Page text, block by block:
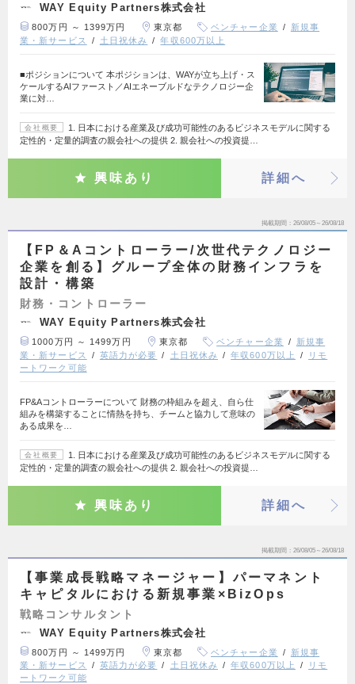
WAY Equity Partners株式会社
800万円 ～ 1399万円 東京都 ベンチャー企業
新規事
業・新サービス
土日祝休み 年収600万以上
■ポジションについて 本ポジションは、WAYが立ち上げ・ス
ケールするAIファースト／AIエネーブルドなテクノロジー企
業に対…
会社概要
1. 日本における産業及び成功可能性のあるビジネスモデルに関する
定性的・定量的調査の親会社への提供 2. 親会社への投資提…
興味あり 詳細へ
掲載期間 26/08/05～26/08/18
【FP＆Aコントローラー/次世代テクノロジー
企業を創る】グループ全体の財務インフラを
設計・構築
財務・コントローラー
WAY Equity Partners株式会社
1000万円 ～ 1499万円 東京都 ベンチャー企業
新規事
業・新サービス
英語力が必要 土日祝休み 年収600万以上
リモ
ートワーク可能
FP&Aコントローラーについて 財務の枠組みを超え、自ら仕
組みを構築することに情熱を持ち、チームと協力して意味の
ある成果を…
会社概要
1. 日本における産業及び成功可能性のあるビジネスモデルに関する
定性的・定量的調査の親会社への提供 2. 親会社への投資提…
興味あり 詳細へ
掲載期間 26/08/05～26/08/18
【事業成長戦略マネージャー】パーマネント
キャピタルにおける新規事業×BizOps
戦略コンサルタント
WAY Equity Partners株式会社
800万円 ～ 1499万円 東京都 ベンチャー企業
新規事
業・新サービス
英語力が必要 土日祝休み 年収600万以上
リモ
ートワーク可能